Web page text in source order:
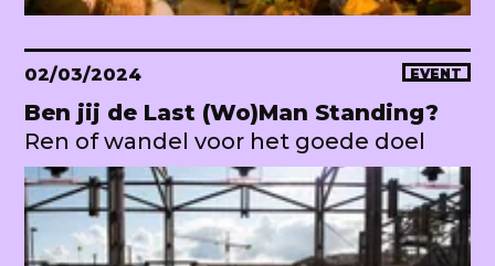
02/03/2024 EVENT
Ben jij de Last (Wo)Man Standing?
Ren of wandel voor het goede doel